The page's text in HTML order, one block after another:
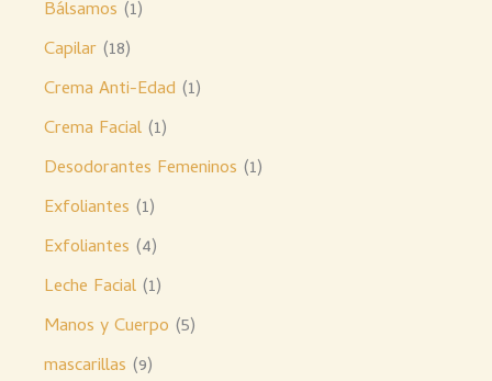
Bálsamos 1
Capilar 18
Crema Anti-Edad 1
Crema Facial 1
Desodorantes Femeninos 1
Exfoliantes 1
Exfoliantes 4
Leche Facial 1
Manos y Cuerpo 5
mascarillas 9